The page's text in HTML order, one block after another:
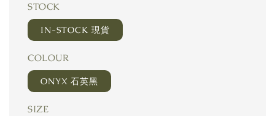
STOCK
IN-STOCK 現貨
COLOUR
ONYX 石英黑
SIZE